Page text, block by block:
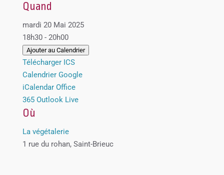
Quand
mardi 20 Mai 2025
18h30 - 20h00
Ajouter au Calendrier
Télécharger ICS
Calendrier Google
iCalendar Office
365 Outlook Live
Où
La végétalerie
1 rue du rohan, Saint-Brieuc